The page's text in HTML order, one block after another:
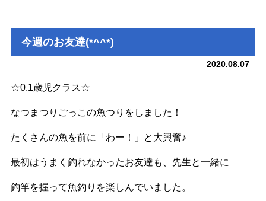
今週のお友達(*^^*)
2020.08.07
☆0.1歳児クラス☆
なつまつりごっこの魚つりをしました！
たくさんの魚を前に「わー！」と大興奮♪
最初はうまく釣れなかったお友達も、先生と一緒に
釣竿を握って魚釣りを楽しんでいました。